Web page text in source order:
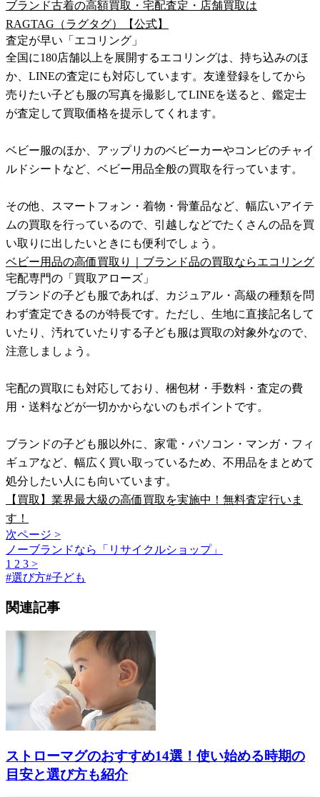
ブランド古着の高額買取・宅配査定・店舗買取は
RAGTAG（ラグタグ）【公式】
査定が早い「エコリング」
全国に180店舗以上を展開するエコリングは、持ち込みのほ
か、LINEの査定にも対応しています。友達登録をしてから
売りたい子ども服の写真を撮影してLINEを送ると、鑑定士
が査定して買取価格を提示してくれます。
ベビー服のほか、アップリカのベビーカーやコンビのチャイ
ルドシートなど、ベビー用品全般の買取を行っています。
その他、スマートフォン・着物・骨董品など、幅広いアイテ
ムの買取を行っているので、引越しなどでたくさんの品を買
い取りに出したいときにも便利でしょう。
ベビー用品の高価買取り｜ブランド品の買取ならエコリング
宅配専門の「買取アローズ」
ブランドの子ども服であれば、カジュアル・高級の種類を問
わず査定できるのが特長です。ただし、生地に直接記名して
いたり、汚れていたりする子ども服は買取の対象外なので、
注意しましょう。
宅配の買取にも対応しており、梱包材・手数料・査定の費
用・送料などが一切かからないのもポイントです。
ブランドの子ども服以外に、家電・パソコン・マンガ・フィ
ギュアなど、幅広く買い取っているため、不用品をまとめて
処分したい人にも向いています。
【買取】業界最大級の高価買取を実施中！無料査定行いま
す！
次ページ >
ノーブランドなら「リサイクルショップ」
1 2 3 >
#選び方#子ども
関連記事
ストローマグのおすすめ14選！使い始める時期の
目安と選び方も紹介